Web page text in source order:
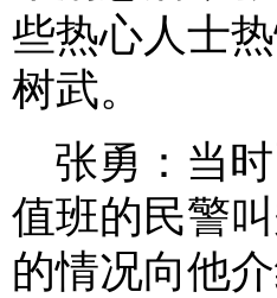
些热心人士
树武。
张勇：当
值班的民警
的情况向他